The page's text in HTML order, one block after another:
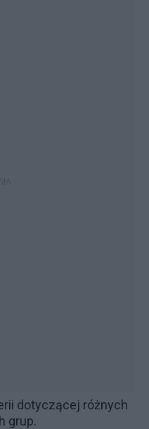
dotyczącej różnych
grup.